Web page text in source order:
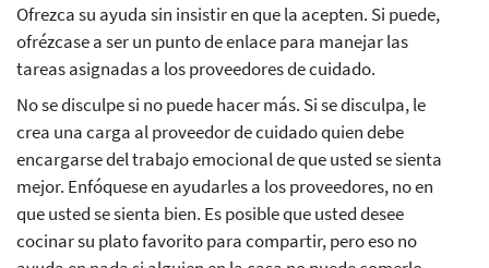
Ofrezca su ayuda sin insistir en que la acepten. Si puede,
ofrézcase a ser un punto de enlace para manejar las
tareas asignadas a los proveedores de cuidado.
No se disculpe si no puede hacer más. Si se disculpa, le
crea una carga al proveedor de cuidado quien debe
encargarse del trabajo emocional de que usted se sienta
mejor. Enfóquese en ayudarles a los proveedores, no en
que usted se sienta bien. Es posible que usted desee
cocinar su plato favorito para compartir, pero eso no